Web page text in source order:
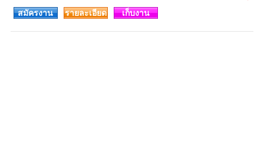
สมัครงาน
รายละเอียด เก็บงาน